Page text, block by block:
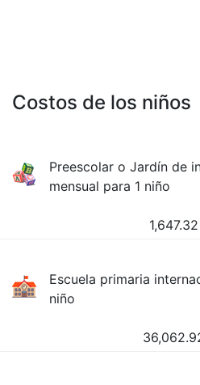
Costos de los niños
Preescolar o Jardín de
mensual para 1 niño
1,647.32
Escuela primaria
niño